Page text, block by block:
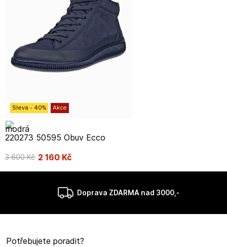
Akce
Sleva - 40%
220273 50595 Obuv Ecco
2 160 Kč
3 600Kč
Doprava ZDARMA nad 3000,-
Potřebujete poradit?